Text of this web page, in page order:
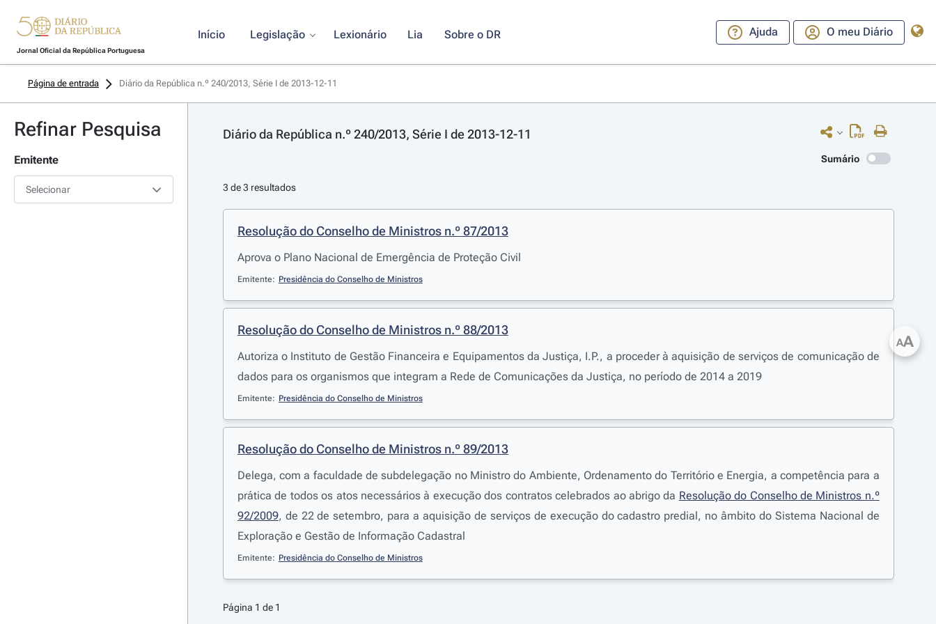
Jornal Oficial da República Portuguesa
Início Legislação Lexionário Lia Sobre o DR Ajuda O meu Diário
Página de entrada Diário da República n.º 240/2013, Série I de 2013-12-11
Refinar Pesquisa
Emitente
Selecionar
Diário da República n.º 240/2013, Série I de 2013-12-11
Sumário
3 de 3 resultados
Resolução do Conselho de Ministros n.º 87/2013
Aprova o Plano Nacional de Emergência de Proteção Civil
Emitente: Presidência do Conselho de Ministros
Resolução do Conselho de Ministros n.º 88/2013
Autoriza o Instituto de Gestão Financeira e Equipamentos da Justiça, I.P., a proceder à aquisição de serviços de comunicação de
dados para os organismos que integram a Rede de Comunicações da Justiça, no período de 2014 a 2019
Emitente: Presidência do Conselho de Ministros
Resolução do Conselho de Ministros n.º 89/2013
Delega, com a faculdade de subdelegação no Ministro do Ambiente, Ordenamento do Território e Energia, a competência para a
prática de todos os atos necessários à execução dos contratos celebrados ao abrigo da Resolução do Conselho de Ministros n.º
92/2009, de 22 de setembro, para a aquisição de serviços de execução do cadastro predial, no âmbito do Sistema Nacional de
Exploração e Gestão de Informação Cadastral
Emitente: Presidência do Conselho de Ministros
Página 1 de 1
AA